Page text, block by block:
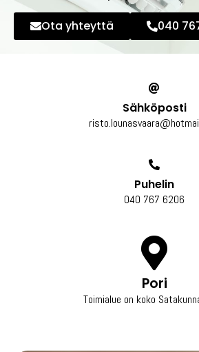
Ota yhteyttä 040
Sähköposti
Puhelin
040 767 6206
Pori
Toimialue on koko